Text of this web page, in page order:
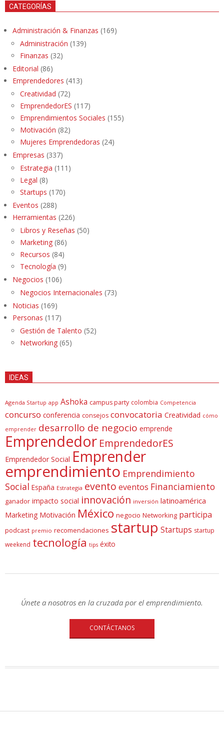
CATEGORÍAS
Administración & Finanzas (169)
Administración (139)
Finanzas (32)
Editorial (86)
Emprendedores (413)
Creatividad (72)
EmprendedorES (117)
Emprendimientos Sociales (155)
Motivación (82)
Mujeres Emprendedoras (24)
Empresas (337)
Estrategia (111)
Legal (8)
Startups (170)
Eventos (288)
Herramientas (226)
Libros y Reseñas (50)
Marketing (86)
Recursos (84)
Tecnología (9)
Negocios (106)
Negocios Internacionales (73)
Noticias (169)
Personas (117)
Gestión de Talento (52)
Networking (65)
IDEAS
Agenda Startup app Ashoka campus party colombia Competencia
concurso conferencia consejos convocatoria Creatividad cómo
emprender desarrollo de negocio emprende
Emprendedor EmprendedorES
Emprendedor Social Emprender
emprendimiento Emprendimiento
Social España Estrategia evento eventos Financiamiento
ganador impacto social innovación inversión latinoamérica
Marketing Motivación México negocio Networking participa
podcast premio recomendaciones startup Startups startup
weekend tecnología tips éxito
Únete a nosotros en la cruzada por el emprendimiento.
CONTÁCTANOS